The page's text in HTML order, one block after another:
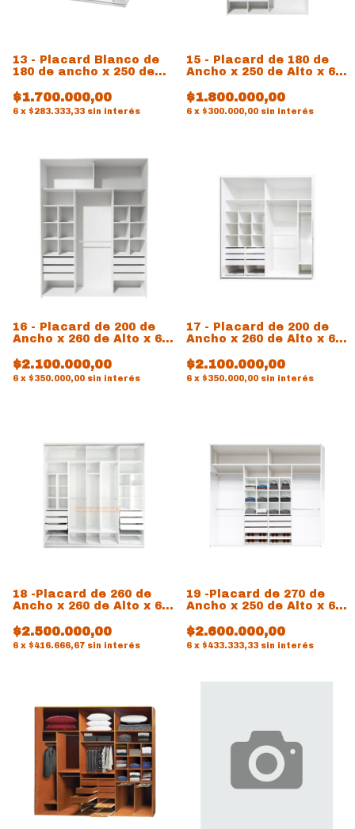
13 - Placard Blanco de
180 de ancho x 250 de
$1.700.000,00
6 x $283.333,33 sin interés
15 - Placard de 180 de
Ancho x 250 de Alto x 60
$1.800.000,00
6 x $300.000,00 sin interés
16 - Placard de 200 de
Ancho x 260 de Alto x 60
$2.100.000,00
6 x $350.000,00 sin interés
17 - Placard de 200 de
Ancho x 260 de Alto x 60
$2.100.000,00
6 x $350.000,00 sin interés
18 -Placard de 260 de
Ancho x 260 de Alto x 60
$2.500.000,00
6 x $416.666,67 sin interés
19 -Placard de 270 de
Ancho x 250 de Alto x 60
$2.600.000,00
6 x $433.333,33 sin interés